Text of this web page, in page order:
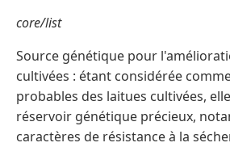
core/list
Source génétique pour
cultivées : étant considérée
probables des laitues cultivées,
réservoir génétique précieux,
caractères de résistance à la